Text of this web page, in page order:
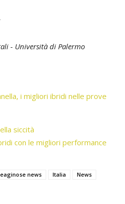
- Università di Palermo
i migliori ibridi nelle prove
siccità
con le migliori performance
news Italia
News